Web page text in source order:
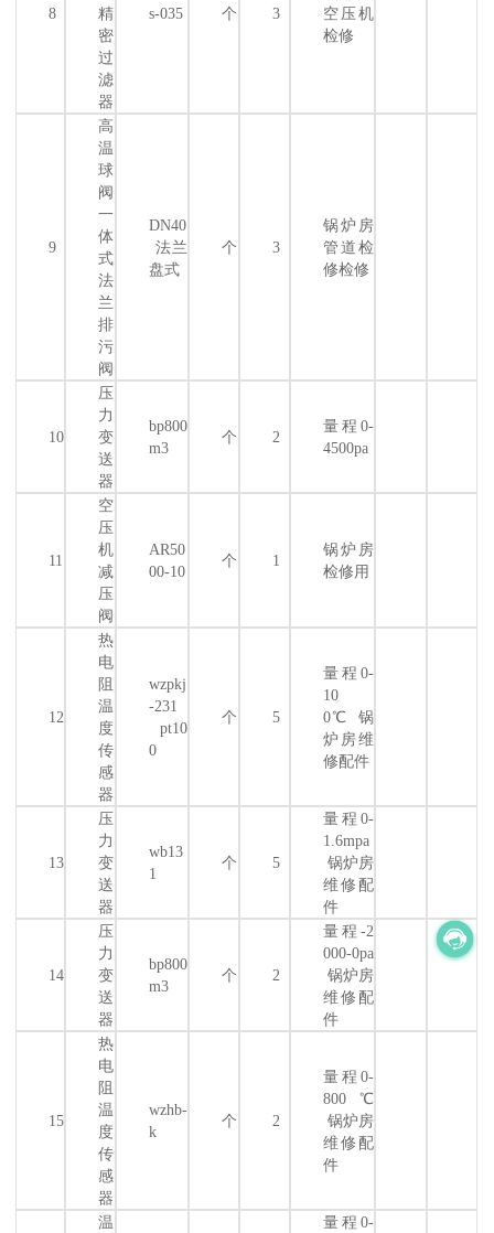
8
精
密
过
滤
器
s-035 个 3
空压机
检修
9
高
温
球
阀
一
体
式
法
兰
排
污
阀
DN40
法兰
盘式
个 3
锅炉房
管道检
修检修
10
压
力
变
送
器
bp800
m3
个 2
量程0-
4500pa
11
空
压
机
减
压
阀
AR50
00-10
个 1
锅炉房
检修用
12
热
电
阻
温
度
传
感
器
wzpkj
-231
pt10
0
个 5
量程0-
10
0℃ 锅
炉房维
修配件
13
压
力
变
送
器
wb13
1
个 5
量程0-
1.6mpa
锅炉房
维修配
件
14
压
力
变
送
器
bp800
m3
个 2
量程-2
000-0pa
锅炉房
维修配
件
15
热
电
阻
温
度
传
感
器
wzhb-
k
个 2
量程0-
800℃
锅炉房
维修配
件
温
量程0-